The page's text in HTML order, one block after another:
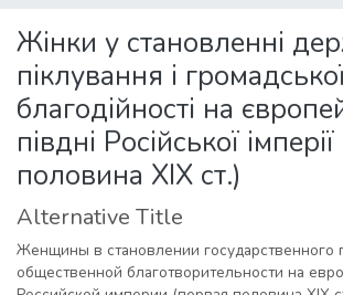
All of DSpace
Statistics
Жінки у становленні
піклування і
благодійності на
півдні Російської
половина XIX ст.)
Alternative Title
Женщины в становлении государственного
общественной благотворительности на